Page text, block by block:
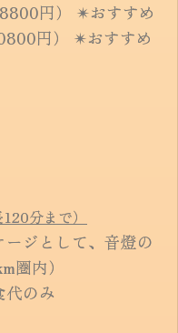
円） ✴︎おすすめ
円） ✴︎おすすめ
分まで）
ジとして、音燈の
圏内）
のみ